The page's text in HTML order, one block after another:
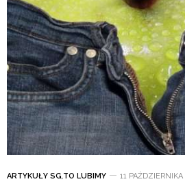
ARTYKUŁY SG,TO LUBIMY 11 PAŹDZIERNIKA